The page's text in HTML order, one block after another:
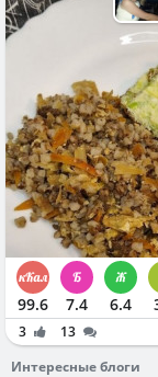
99.6 7.4 6.4
3
13
Интересные блоги